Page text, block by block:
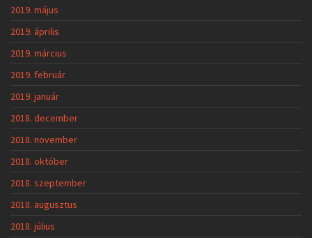
2019. május
2019. április
2019. március
2019. február
2019. január
2018. december
2018. november
2018. október
2018. szeptember
2018. augusztus
2018. július